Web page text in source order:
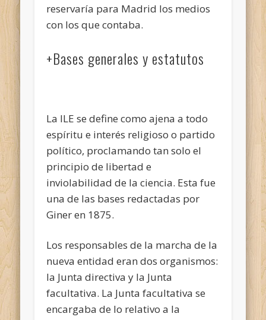
reservaría para Madrid los medios
con los que contaba.
+Bases generales y estatutos
La ILE se define como ajena a todo
espíritu e interés religioso o partido
político, proclamando tan solo el
principio de libertad e
inviolabilidad de la ciencia. Esta fue
una de las bases redactadas por
Giner en 1875.
Los responsables de la marcha de la
nueva entidad eran dos organismos:
la Junta directiva y la Junta
facultativa. La Junta facultativa se
encargaba de lo relativo a la